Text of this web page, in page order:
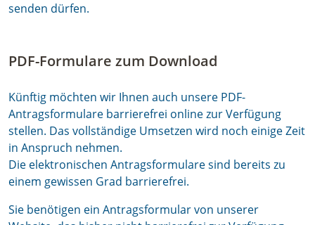
senden dürfen.
PDF-Formulare zum Download
Künftig möchten wir Ihnen auch unsere PDF-
Antragsformulare barrierefrei online zur Verfügung
stellen. Das vollständige Umsetzen wird noch einige Zeit
in Anspruch nehmen.
Die elektronischen Antragsformulare sind bereits zu
einem gewissen Grad barrierefrei.
Sie benötigen ein Antragsformular von unserer